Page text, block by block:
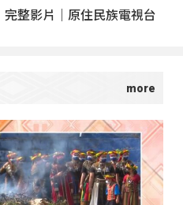
完整影片｜原住民族電視台